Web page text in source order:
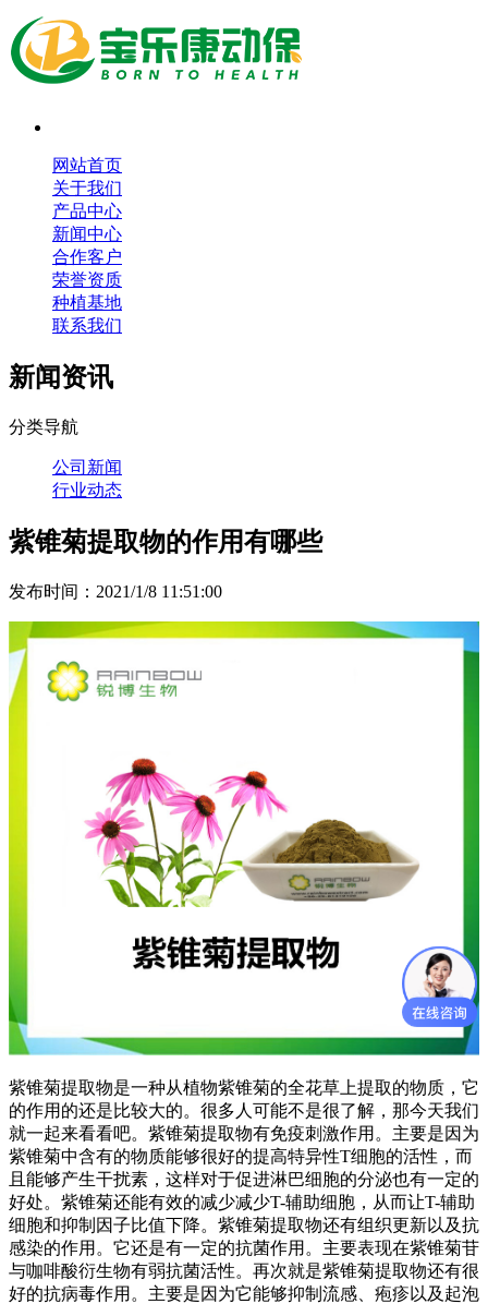
网站首页
关于我们
产品中心
新闻中心
合作客户
荣誉资质
种植基地
联系我们
新闻资讯
分类导航
公司新闻
行业动态
紫锥菊提取物的作用有哪些
发布时间：2021/1/8 11:51:00
紫锥菊提取物是一种从植物紫锥菊的全花草上提取的物质，它
的作用的还是比较大的。很多人可能不是很了解，那今天我们
就一起来看看吧。紫锥菊提取物有免疫刺激作用。主要是因为
紫锥菊中含有的物质能够很好的提高特异性T细胞的活性，而
且能够产生干扰素，这样对于促进淋巴细胞的分泌也有一定的
好处。紫锥菊还能有效的减少减少T-辅助细胞，从而让T-辅助
细胞和抑制因子比值下降。紫锥菊提取物还有组织更新以及抗
感染的作用。它还是有一定的抗菌作用。主要表现在紫锥菊苷
与咖啡酸衍生物有弱抗菌活性。再次就是紫锥菊提取物还有很
好的抗病毒作用。主要是因为它能够抑制流感、疱疹以及起泡